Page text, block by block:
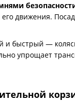
движения.
быстрый —
упрощает